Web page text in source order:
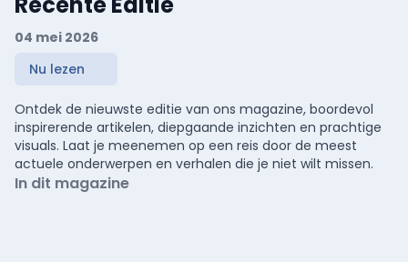
04 mei 2026
Nu lezen
Ontdek de nieuwste editie van ons magazine, boordevol
inspirerende artikelen, diepgaande inzichten en prachtige
visuals. Laat je meenemen op een reis door de meest
actuele onderwerpen en verhalen die je niet wilt missen.
In dit magazine